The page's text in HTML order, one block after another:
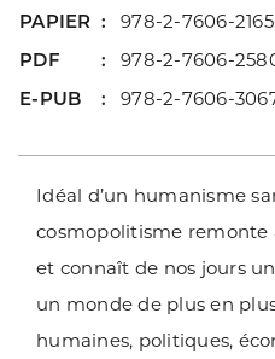
PAPIER
978-2-7606-
PDF
978-2-7606-
E-PUB
978-2-7606-
Idéal d’un humanisme
cosmopolitisme
et connaît de nos jours
un monde de plus en
humaines, politiques,